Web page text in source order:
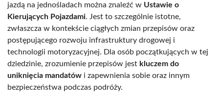
jazdą na jednośladach można znaleźć w Ustawie o
Kierujących Pojazdami. Jest to szczególnie istotne,
zwłaszcza w kontekście ciągłych zmian przepisów oraz
postępującego rozwoju infrastruktury drogowej i
technologii motoryzacyjnej. Dla osób początkujących w tej
dziedzinie, zrozumienie przepisów jest kluczem do
uniknięcia mandatów i zapewnienia sobie oraz innym
bezpieczeństwa podczas podróży.